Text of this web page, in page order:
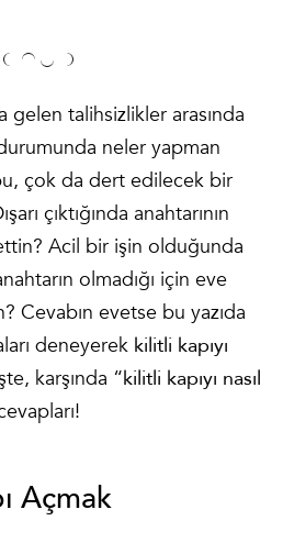
gelen talihsizlikler arasında
neler yapman
çok da dert edilecek bir
çıktığında anahtarının
Acil bir işin olduğunda
olmadığı için eve
Cevabın evetse bu yazıda
deneyerek kilitli kapıyı
karşında “kilitli kapıyı nasıl
Açmak